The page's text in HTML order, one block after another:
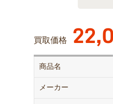
買取価格
商品名
メーカー